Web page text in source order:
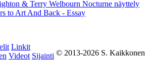
& Terry WelbournNocturne näyttely
to Art And Back - Essay
© 2013-2026 S. Kaikkonen
Linkit
Videot Sijainti